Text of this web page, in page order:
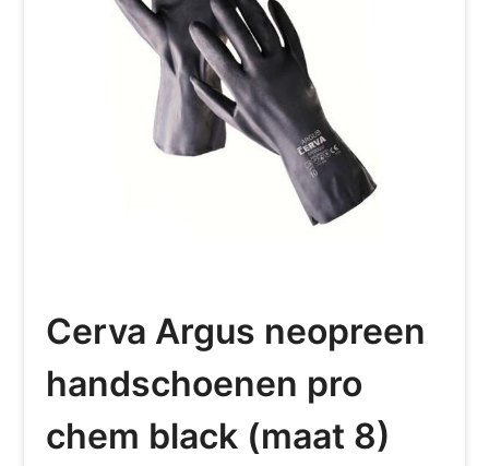
Cerva Argus neopreen
handschoenen pro
chem black (maat 8)